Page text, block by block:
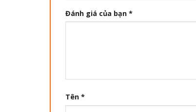
Đánh giá của bạn *
Tên *